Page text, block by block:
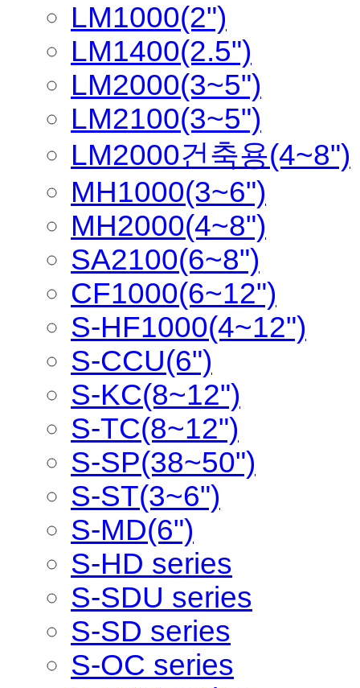
LM1000(2")
LM1400(2.5")
LM2000(3~5")
LM2100(3~5")
LM2000건축용(4~8")
MH1000(3~6")
MH2000(4~8")
SA2100(6~8")
CF1000(6~12")
S-HF1000(4~12")
S-CCU(6")
S-KC(8~12")
S-TC(8~12")
S-SP(38~50")
S-ST(3~6")
S-MD(6")
S-HD series
S-SDU series
S-SD series
S-OC series